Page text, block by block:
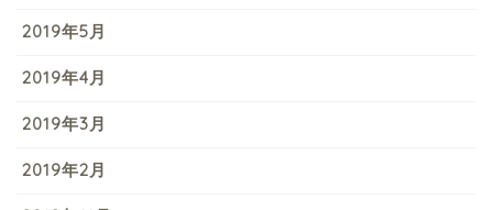
2019年5月
2019年4月
2019年3月
2019年2月